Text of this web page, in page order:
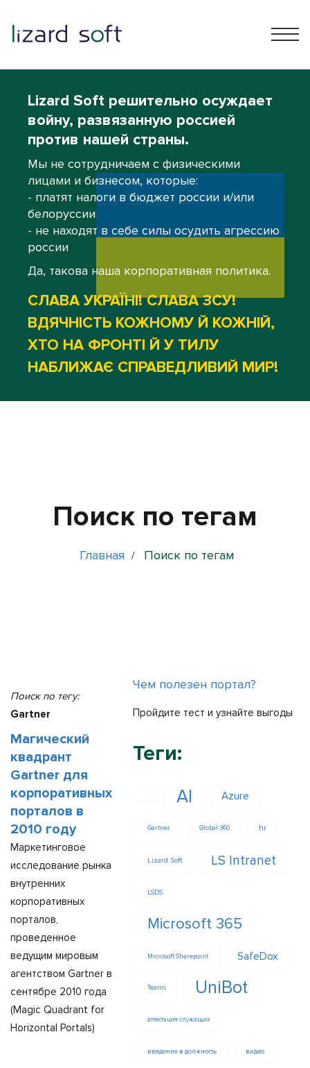
Lizard Soft решительно осуждает
войну, развязанную россией
против нашей страны.
Мы не сотрудничаем с физическими
лицами и бизнесом, которые:
- платят налоги в бюджет россии и/или
белоруссии
- не находят в себе силы осудить агрессию
россии
Да, такова наша корпоративная политика.
СЛАВА УКРАЇНІ! СЛАВА ЗСУ!
ВДЯЧНІСТЬ КОЖНОМУ Й КОЖНІЙ,
ХТО НА ФРОНТІ Й У ТИЛУ
НАБЛИЖАЄ СПРАВЕДЛИВИЙ МИР!
Поиск по тегам
Главная / Поиск по тегам
Поиск по тегу:
Gartner
Магический
квадрант
Gartner для
корпоративных
порталов в
2010 году
Маркетинговое
исследование рынка
внутренних
корпоративных
порталов,
проведенное
ведущим мировым
агентством Gartner в
сентябре 2010 года
(Magic Quadrant for
Horizontal Portals)
Чем полезен портал?
Пройдите тест и узнайте выгоды
Теги:
AI Azure
Gartner Global 360 hr
Lizard Soft LS Intranet
LSDS
Microsoft 365
Microsoft Sharepoint SafeDox
Teams UniBot
аттестация служащих
введение в должность видео